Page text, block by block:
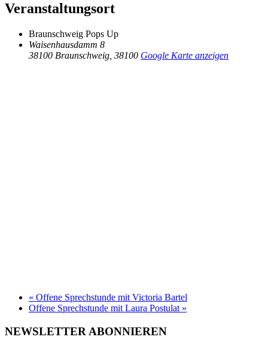
Veranstaltungsort
Braunschweig Pops Up
Waisenhausdamm 8
38100 Braunschweig 38100 Google Karte anzeigen
« Offene Sprechstunde mit Victoria Bartel
Offene Sprechstunde mit Laura Postulat »
NEWSLETTER ABONNIEREN